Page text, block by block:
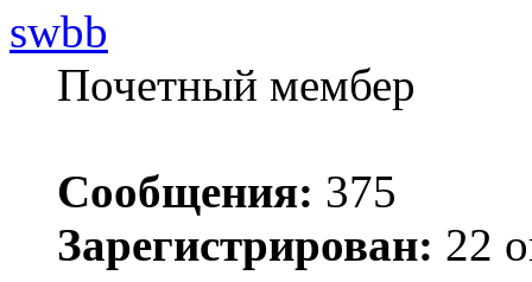
swbb
Почетный мембер
Сообщения: 375
Зарегистрирован: 22